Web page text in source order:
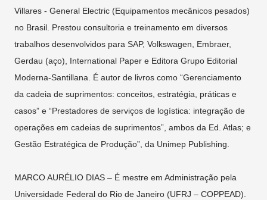
Villares - General Electric (Equipamentos mecânicos pesados)
no Brasil. Prestou consultoria e treinamento em diversos
trabalhos desenvolvidos para SAP, Volkswagen, Embraer,
Gerdau (aço), International Paper e Editora Grupo Editorial
Moderna-Santillana. É autor de livros como “Gerenciamento
da cadeia de suprimentos: conceitos, estratégia, práticas e
casos” e “Prestadores de serviços de logística: integração de
operações em cadeias de suprimentos”, ambos da Ed. Atlas; e
Gestão Estratégica de Produção”, da Unimep Publishing.
MARCO AURÉLIO DIAS – É mestre em Administração pela
Universidade Federal do Rio de Janeiro (UFRJ – COPPEAD).